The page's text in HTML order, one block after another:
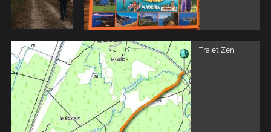
Trajet Zen